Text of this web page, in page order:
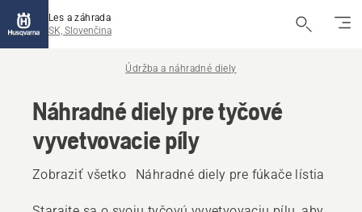
Les a záhrada
SK, Slovenčina
Údržba a náhradné diely
Náhradné diely pre tyčové
vyvetvovacie píly
Zobraziť všetko Náhradné diely pre fúkače lístia